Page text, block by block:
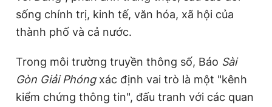
sống chính trị, kinh tế, văn hóa, xã hội của
thành phố và cả nước.
Trong môi trường truyền thông số, Báo Sài
Gòn Giải Phóngxác định vai trò là một "kênh
kiểm chứng thông tin", đấu tranh với các quan